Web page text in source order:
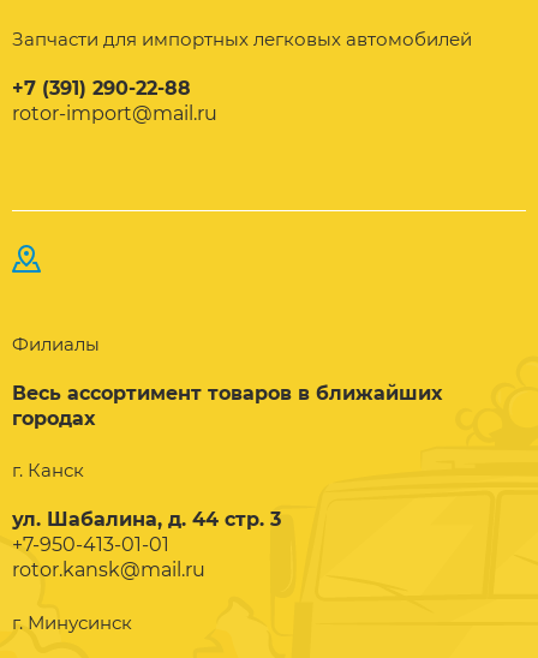
Запчасти для импортных легковых автомобилей
+7 (391) 290-22-88
rotor-import@mail.ru
Филиалы
Весь ассортимент товаров в ближайших
городах
г. Канск
ул. Шабалина, д. 44 стр. 3
+7-950-413-01-01
rotor.kansk@mail.ru
г. Минусинск